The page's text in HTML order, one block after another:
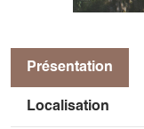
Présentation
Localisation